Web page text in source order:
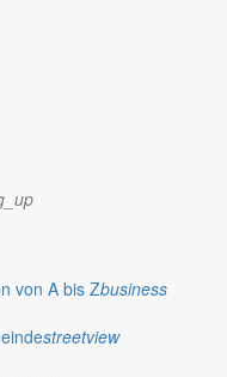
von A bis Zbusiness
streetview